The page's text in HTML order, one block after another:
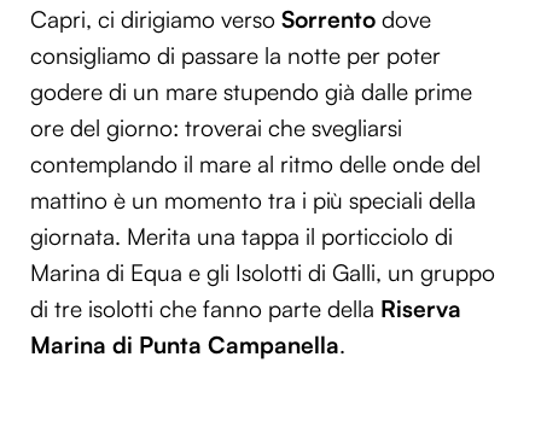
Capri, ci dirigiamo verso Sorrento dove
consigliamo di passare la notte per poter
godere di un mare stupendo già dalle prime
ore del giorno: troverai che svegliarsi
contemplando il mare al ritmo delle onde del
mattino è un momento tra i più speciali della
giornata. Merita una tappa il porticciolo di
Marina di Equa e gli Isolotti di Galli, un gruppo
di tre isolotti che fanno parte della Riserva
Marina di Punta Campanella.